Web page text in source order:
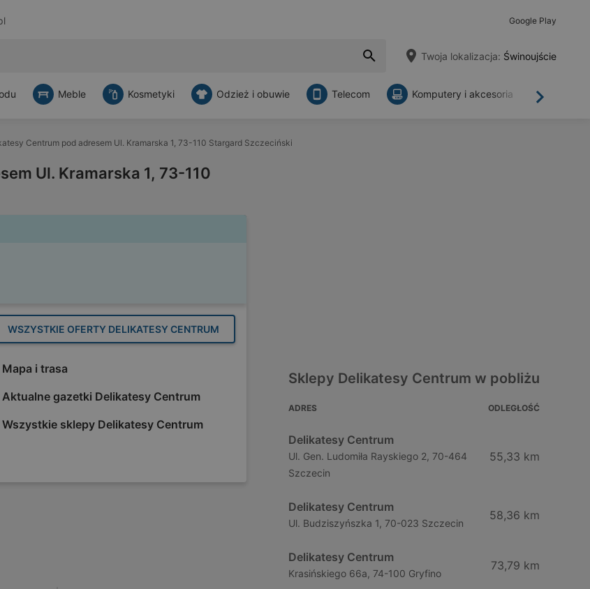
Google Play
Twoja lokalizacja: Świnoujście
Dalej
Meble Kosmetyki Odzież i obuwie Telecom Komputery i akcesoria
Centrum pod adresem Ul. Kramarska 1, 73-110 Stargard Szczeciński
Ul. Kramarska 1, 73-110
WSZYSTKIE OFERTY DELIKATESY CENTRUM
Mapa i trasa
Aktualne gazetki Delikatesy Centrum
Wszystkie sklepy Delikatesy Centrum
Sklepy Delikatesy Centrum w pobliżu
ADRES ODLEGŁOŚĆ
Delikatesy Centrum
Ul. Gen. Ludomiła Rayskiego 2, 70-464
Szczecin
55,33 km
Delikatesy Centrum
Ul. Budziszyńszka 1, 70-023 Szczecin
58,36 km
Delikatesy Centrum
Krasińskiego 66a, 74-100 Gryfino
73,79 km